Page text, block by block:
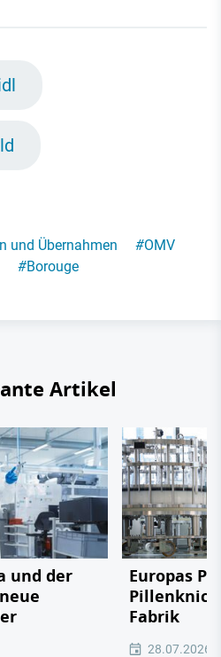
und Übernahmen #OMV
#Borouge
Artikel
und der
Europas
Fabrik
28.07.2026